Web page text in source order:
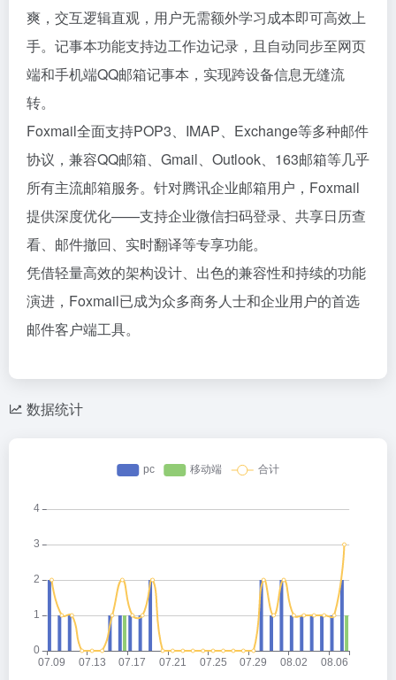
爽，交互逻辑直观，用户无需额外学习成本即可高效上
手。记事本功能支持边工作边记录，且自动同步至网页
端和手机端QQ邮箱记事本，实现跨设备信息无缝流
转。
Foxmail全面支持POP3、IMAP、Exchange等多种邮件
协议，兼容QQ邮箱、Gmail、Outlook、163邮箱等几乎
所有主流邮箱服务。针对腾讯企业邮箱用户，Foxmail
提供深度优化——支持企业微信扫码登录、共享日历查
看、邮件撤回、实时翻译等专享功能。
凭借轻量高效的架构设计、出色的兼容性和持续的功能
演进，Foxmail已成为众多商务人士和企业用户的首选
邮件客户端工具。
数据统计